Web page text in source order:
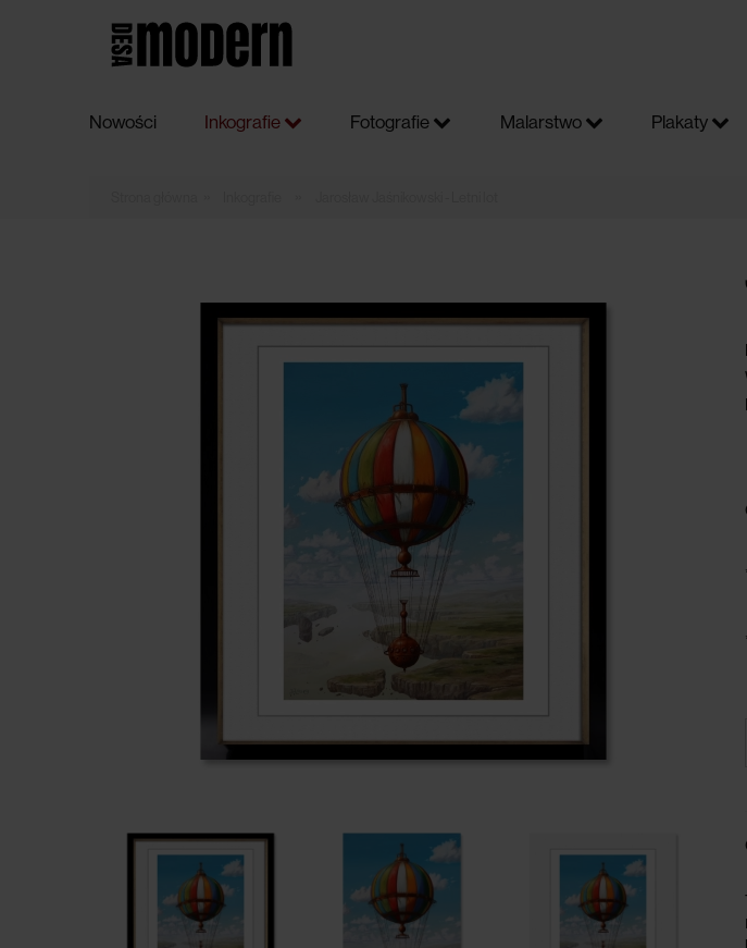
Nowości Inkografie Fotografie Malarstwo Plakaty